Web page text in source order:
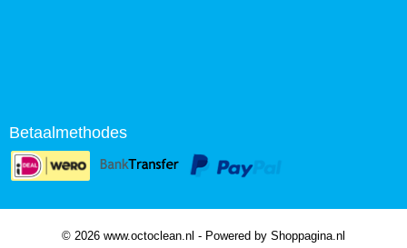
Betaalmethodes
© 2026 www.octoclean.nl - Powered by Shoppagina.nl